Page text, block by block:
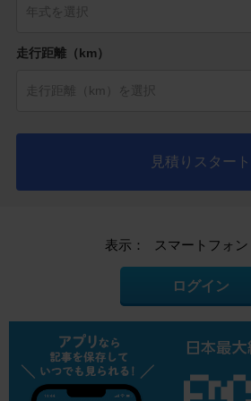
走行距離（km）
見積りスタート
表示： スマートフォン
ログイン